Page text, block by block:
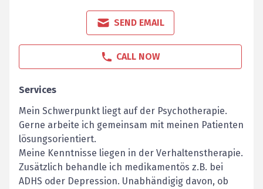
SEND EMAIL
CALL NOW
Services
Mein Schwerpunkt liegt auf der Psychotherapie.
Gerne arbeite ich gemeinsam mit meinen Patienten
lösungsorientiert.
Meine Kenntnisse liegen in der Verhaltenstherapie.
Zusätzlich behandle ich medikamentös z.B. bei
ADHS oder Depression. Unabhändigig davon, ob